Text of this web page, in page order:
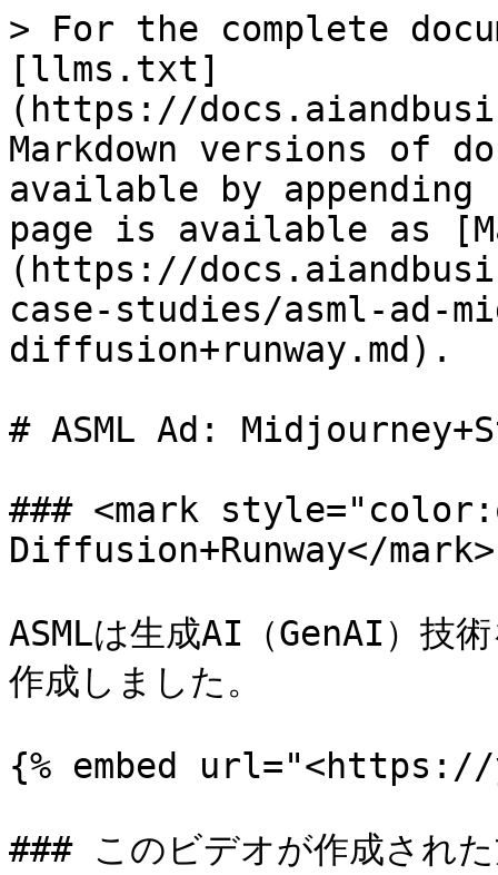
> For the complete
[llms.txt]
(https://
Markdown versions of
available by
page is available as
(https://
case-studies/asml-ad-
diffusion+runway.md).
# ASML Ad:
### <mark
Diffusion+Runway</mark>
ASMLは生成AI（GenAI）技
作成しました。
{% embed url="<https://
### このビデオが作成され